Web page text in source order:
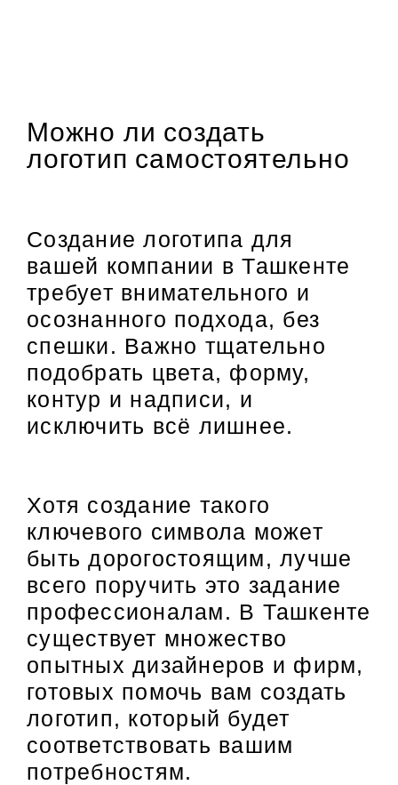
Можно ли создать
логотип самостоятельно
Создание логотипа для
вашей компании в Ташкенте
требует внимательного и
осознанного подхода, без
спешки. Важно тщательно
подобрать цвета, форму,
контур и надписи, и
исключить всё лишнее.
Хотя создание такого
ключевого символа может
быть дорогостоящим, лучше
всего поручить это задание
профессионалам. В Ташкенте
существует множество
опытных дизайнеров и фирм,
готовых помочь вам создать
логотип, который будет
соответствовать вашим
потребностям.